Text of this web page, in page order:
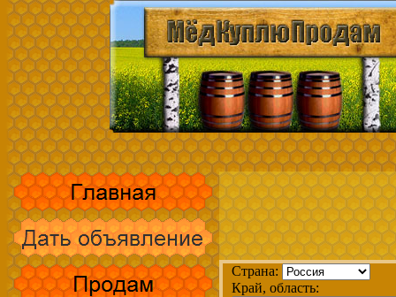
Страна:
Край, область: